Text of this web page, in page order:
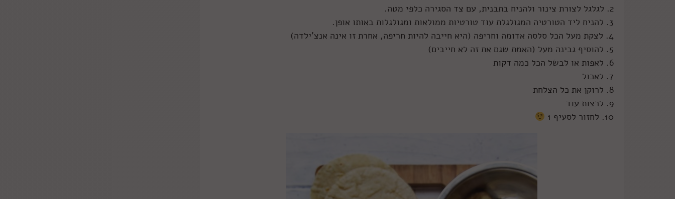
2. לגלגל לצורת צינור ולהניח בתבנית, עם צד הסגירה כלפי מטה.
3. להניח ליד הטורטיה המגולגלת עוד טורטיות ממולאות ומגולגלות באותו אופן.
4. לצקת מעל הכל סלסה אדומה וחריפה (היא חייבה להיות חריפה, אחרת זו אינה אנצ'ילדה)
5. להוסיף גבינה מעל (האמת שגם את זה לא חייבים)
6. לאפות או לבשל הכל כמה דקות
7. לאכול
8. לרוקן את כל הצלחת
9. לרצות עוד
10. לחזור לסעיף 1